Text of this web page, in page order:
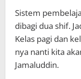
Sistem
dibagi dua shif.
Kelas pagi dan
nya nanti kita
Jamaluddin.